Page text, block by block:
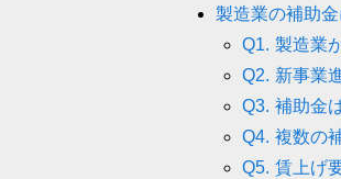
製造業の補助
Q1. 製造業
Q2. 新事業
Q3. 補助金
Q4. 複数の
Q5. 賃上げ